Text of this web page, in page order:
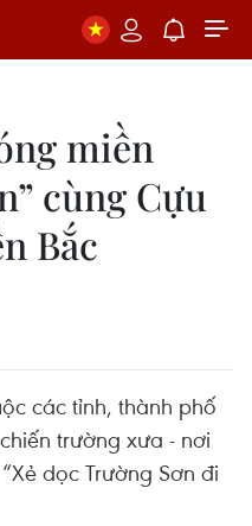
miền
cùng Cựu
Bắc
các tỉnh, thành phố
trường xưa - nơi
dọc Trường Sơn đi